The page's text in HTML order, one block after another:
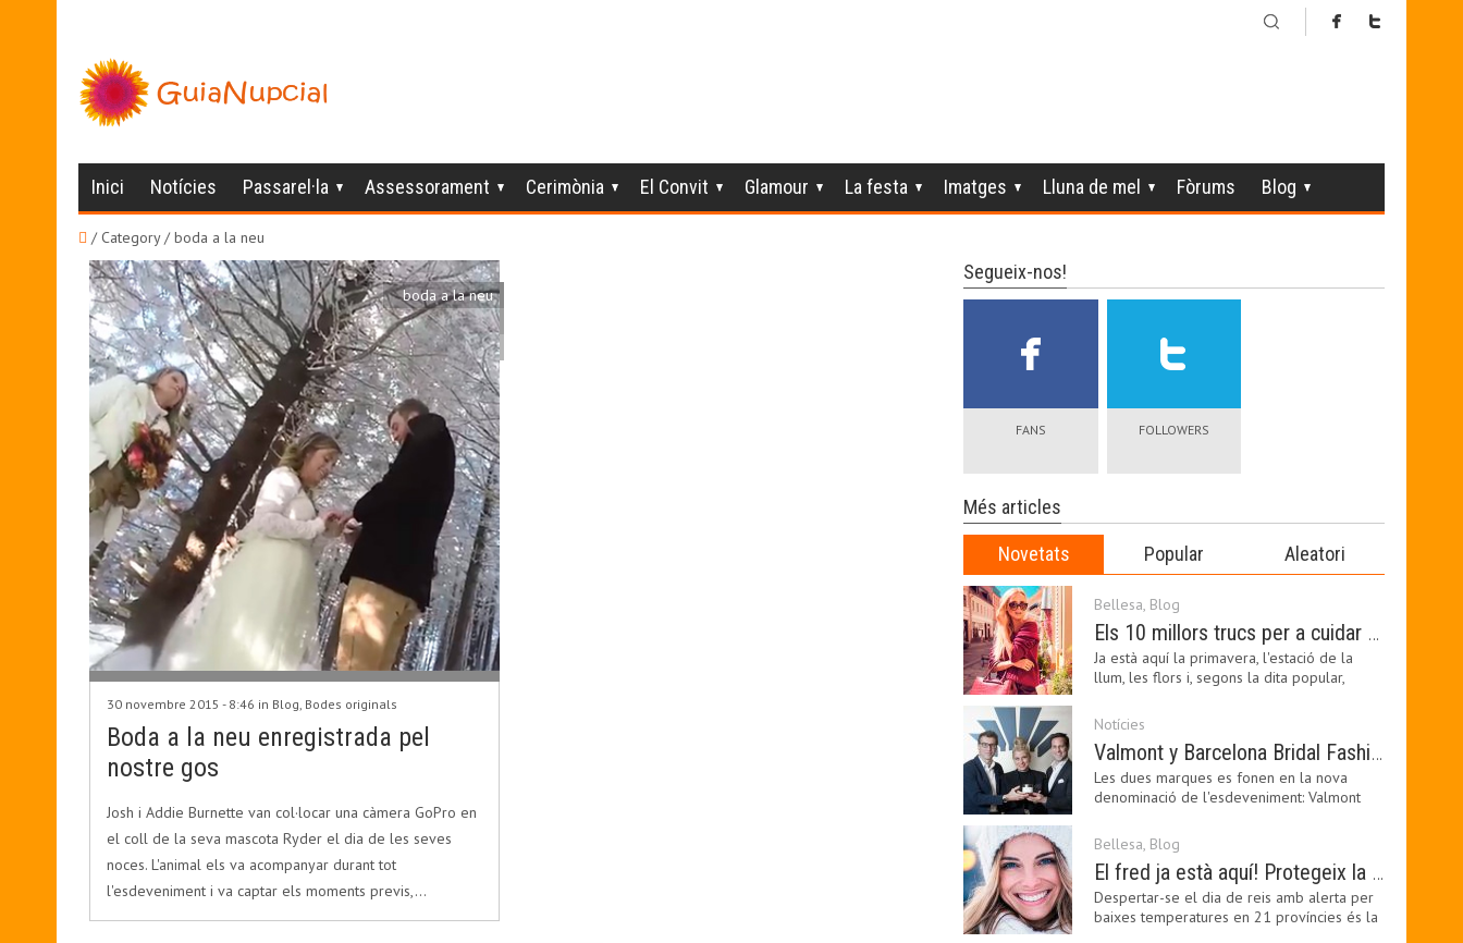
Inici Notícies Passarel·la Assessorament Cerimònia El Convit Glamour La festa Imatges Lluna de mel Fòrums Blog
/ Category / boda a la neu
boda a la neu
30 novembre 2015 - 8:46 in Blog Bodes originals
Boda a la neu enregistrada pel
nostre gos
Josh i Addie Burnette van col·locar una càmera GoPro en
el coll de la seva mascota Ryder el dia de les seves
noces. L'animal els va acompanyar durant tot
l'esdeveniment i va captar els moments previs,…
Segueix-nos!
FANS FOLLOWERS
Més articles
Novetats Popular Aleatori
Bellesa, Blog
Els 10 millors trucs per a cuidar de la pell a la primavera
Ja està aquí la primavera, l'estació de la
llum, les flors i, segons la dita popular,
Notícies
Valmont y Barcelona Bridal Fashion Week s’uneixen per donar impuls a la creativitat, la innovació i el disseny de la moda nupcial
Les dues marques es fonen en la nova
denominació de l'esdeveniment: Valmont
Bellesa, Blog
El fred ja està aquí! Protegeix la teva pell amb els nostres consells i propostes
Despertar-se el dia de reis amb alerta per
baixes temperatures en 21 províncies és la